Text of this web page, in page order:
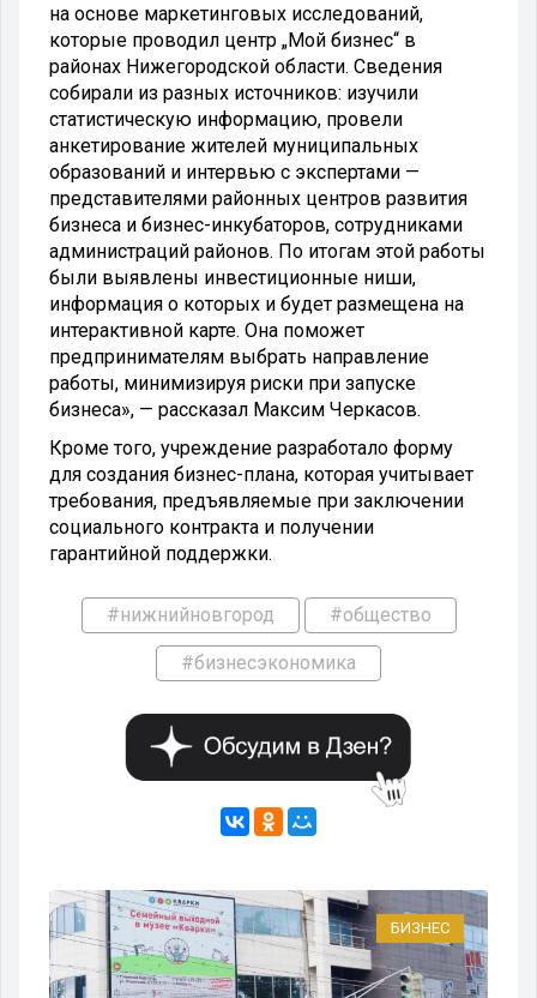
на основе маркетинговых исследований,
которые проводил центр „Мой бизнес“ в
районах Нижегородской области. Сведения
собирали из разных источников: изучили
статистическую информацию, провели
анкетирование жителей муниципальных
образований и интервью с экспертами —
представителями районных центров развития
бизнеса и бизнес-инкубаторов, сотрудниками
администраций районов. По итогам этой работы
были выявлены инвестиционные ниши,
информация о которых и будет размещена на
интерактивной карте. Она поможет
предпринимателям выбрать направление
работы, минимизируя риски при запуске
бизнеса», — рассказал Максим Черкасов.
Кроме того, учреждение разработало форму
для создания бизнес-плана, которая учитывает
требования, предъявляемые при заключении
социального контракта и получении
гарантийной поддержки.
#нижнийновгород #общество
#бизнесэкономика
БИЗНЕС